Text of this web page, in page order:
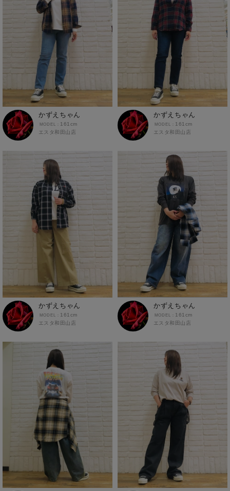
かずえちゃん
エスタ和田山店
161cm
かずえちゃん
エスタ和田山店
161cm
かずえちゃん
エスタ和田山店
161cm
かずえちゃん
エスタ和田山店
161cm